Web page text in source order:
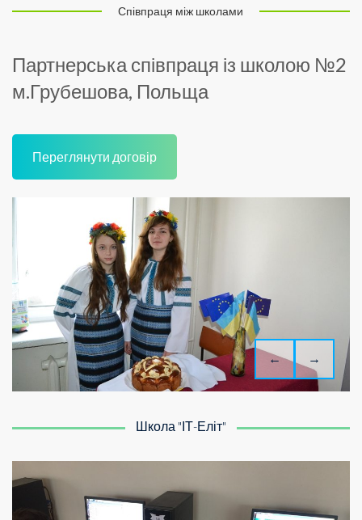
Співпраця між школами
Партнерська співпраця із школою №2
м.Грубешова, Польща
Переглянути договір
← →
Школа "ІТ-Еліт"